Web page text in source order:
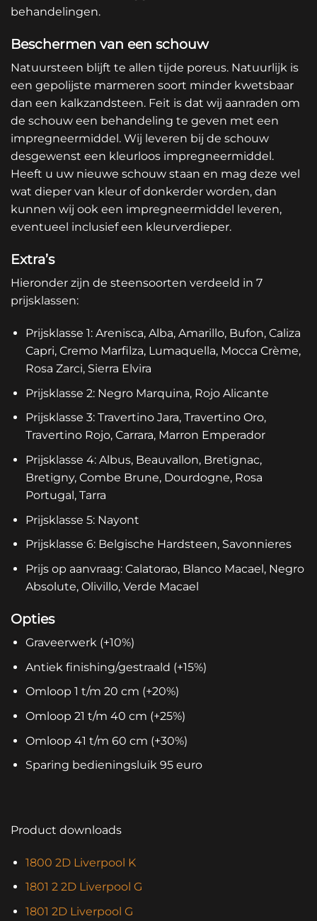
behandelingen.
Beschermen van een schouw
Natuursteen blijft te allen tijde poreus. Natuurlijk is
een gepolijste marmeren soort minder kwetsbaar
dan een kalkzandsteen. Feit is dat wij aanraden om
de schouw een behandeling te geven met een
impregneermiddel. Wij leveren bij de schouw
desgewenst een kleurloos impregneermiddel.
Heeft u uw nieuwe schouw staan en mag deze wel
wat dieper van kleur of donkerder worden, dan
kunnen wij ook een impregneermiddel leveren,
eventueel inclusief een kleurverdieper.
Extra’s
Hieronder zijn de steensoorten verdeeld in 7
prijsklassen:
Prijsklasse 1: Arenisca, Alba, Amarillo, Bufon, Caliza
Capri, Cremo Marfilza, Lumaquella, Mocca Crème,
Rosa Zarci, Sierra Elvira
Prijsklasse 2: Negro Marquina, Rojo Alicante
Prijsklasse 3: Travertino Jara, Travertino Oro,
Travertino Rojo, Carrara, Marron Emperador
Prijsklasse 4: Albus, Beauvallon, Bretignac,
Bretigny, Combe Brune, Dourdogne, Rosa
Portugal, Tarra
Prijsklasse 5: Nayont
Prijsklasse 6: Belgische Hardsteen, Savonnieres
Prijs op aanvraag: Calatorao, Blanco Macael, Negro
Absolute, Olivillo, Verde Macael
Opties
Graveerwerk (+10%)
Antiek finishing/gestraald (+15%)
Omloop 1 t/m 20 cm (+20%)
Omloop 21 t/m 40 cm (+25%)
Omloop 41 t/m 60 cm (+30%)
Sparing bedieningsluik 95 euro
Product downloads
1800 2D Liverpool K
1801 2 2D Liverpool G
1801 2D Liverpool G